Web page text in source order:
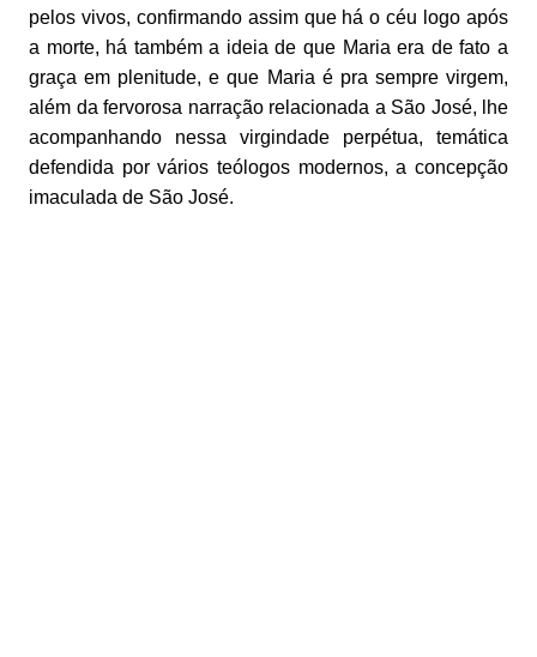
pelos vivos, confirmando assim que há o céu logo após
a morte, há também a ideia de que Maria era de fato a
graça em plenitude, e que Maria é pra sempre virgem,
além da fervorosa narração relacionada a São José, lhe
acompanhando nessa virgindade perpétua, temática
defendida por vários teólogos modernos, a concepção
imaculada de São José.